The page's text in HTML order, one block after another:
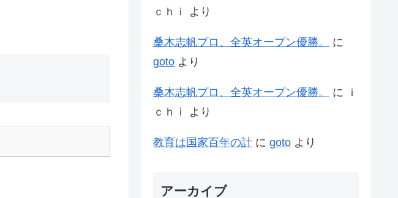
ｃｈｉ
より
桑木志帆プロ、全英オープン優勝。
に
goto より
桑木志帆プロ、全英オープン優勝。 に
ｉ
ｃｈｉ
より
教育は国家百年の計 に goto より
アーカイブ